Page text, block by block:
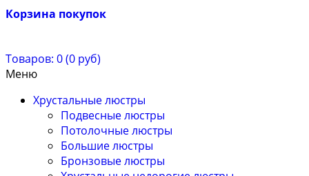
Корзина покупок
Товаров: 0 (0 руб)
Меню
Хрустальные люстры
Подвесные люстры
Потолочные люстры
Большие люстры
Бронзовые люстры